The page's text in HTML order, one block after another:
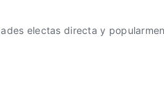
electas directa y